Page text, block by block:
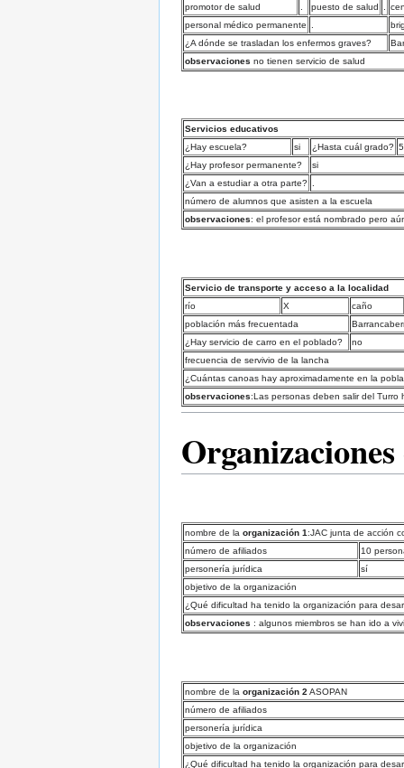
promotor de salud
puesto de salud
personal médico permanente
¿A dónde se trasladan los enfermos graves?
observaciones no tienen servicio de salud
Servicios educativos
¿Hay escuela?
si ¿Hasta cuál grado? 5
¿Hay profesor permanente?
si
¿Van a estudiar a otra parte? .
número de alumnos que asisten a la escuela
observaciones: el profesor está nombrado pero
Servicio de transporte y acceso a la localidad
río
X
caño
población más frecuentada
¿Hay servicio de carro en el poblado?
no
frecuencia de servivio de la lancha
¿Cuántas canoas hay aproximadamente en la
observaciones:Las personas deben salir del
nombre de la organización 1 :JAC junta de acción
número de afiliados
10
personería jurídica
sí
objetivo de la organización
¿Qué dificultad ha tenido la organización para
observaciones : algunos miembros se han ido a
nombre de la organización 2 ASOPAN
número de afiliados
personería jurídica
objetivo de la organización
¿Qué dificultad ha tenido la organización para